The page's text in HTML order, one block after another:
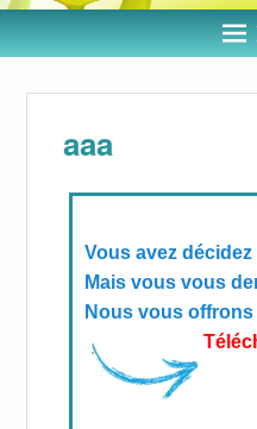
aaa
Vous avez décidez
Mais vous vous
Nous vous